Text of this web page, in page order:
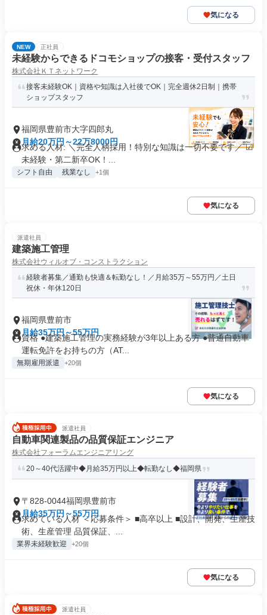
気になる
NEW 正社員
未経験からできるドコモショップの接客・受付スタッフ
株式会社ＫＴネットワーク
接客未経験OK｜資格や知識は入社後でOK｜完全週休2日制｜携帯
ショップスタッフ
福岡県豊前市大字四郎丸
月給20万円～22万8000円
求める人材: ＼完全人柄採用！特別な知識は一切不要です／ ☑
未経験・第二新卒OK！...
シフト自由 残業なし +1個
気になる
派遣社員
建築施工管理
株式会社ウィルオブ・コンストラクション
経験者募集／通勤も快適＆転勤なし！／月給35万～55万円／土日
祝休・年休120日
福岡県豊前市
月給35万円～55万円
資格 ●建築施工管理の実務経験が3年以上ある方 ●普通自動車
運転免許をお持ちの方（AT...
無期雇用派遣 +20個
気になる
派遣社員
自動車関連製品の品質保証エンジニア
株式会社フォーラムエンジニアリング
20～40代活躍中◆月給35万円以上◆転勤なし◆福岡県
〒828-0044福岡県豊前市
月給35万円～55万円
求めている人材 ＜応募条件＞ ■高卒以上 ■設計、開発、生産技
術、生産管理 品質保証、...
業界未経験歓迎 +20個
気になる
派遣社員